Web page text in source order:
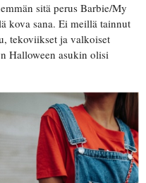
sitä perus Barbie/My
kova sana. Ei meillä tainnut
tekoviikset ja valkoiset
Halloween asukin olisi